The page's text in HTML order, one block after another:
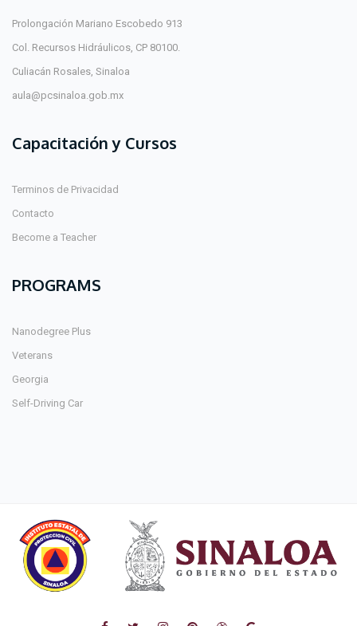
Prolongación Mariano Escobedo 913
Col. Recursos Hidráulicos, CP 80100.
Culiacán Rosales, Sinaloa
aula@pcsinaloa.gob.mx
Capacitación y Cursos
Terminos de Privacidad
Contacto
Become a Teacher
PROGRAMS
Nanodegree Plus
Veterans
Georgia
Self-Driving Car